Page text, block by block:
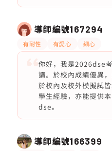
導師編號167294
有耐性 有愛心 細心
你好，我是2026dse
讀。於校內成績優異
於校內及校外模擬試
學生經驗，亦能提供
dse。
導師編號166399